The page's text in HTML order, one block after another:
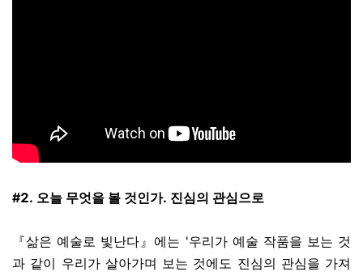
#2. 오늘 무엇을 볼 것인가. 진심의 관심으로
『삶은 예술로 빛난다』에는 '우리가 예술 작품을 보는 것
과 같이 우리가 살아가며 보는 것에도 진심의 관심을 가져